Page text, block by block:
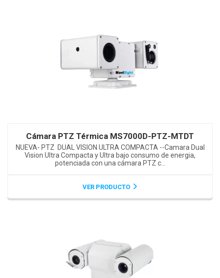
Cámara PTZ Térmica MS7000D-PTZ-MTDT
NUEVA- PTZ DUAL VISION ULTRA COMPACTA --Camara Dual
Vision Ultra Compacta y Ultra bajo consumo de energia,
potenciada con una cámara PTZ c...
VER PRODUCTO